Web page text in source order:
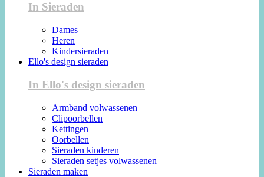
In Sieraden
Dames
Heren
Kindersieraden
Ello's design sieraden
In Ello's design sieraden
Armband volwassenen
Clipoorbellen
Kettingen
Oorbellen
Sieraden kinderen
Sieraden setjes volwassenen
Sieraden maken